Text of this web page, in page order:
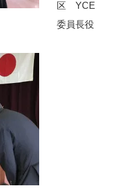
区 YCE
委員長役